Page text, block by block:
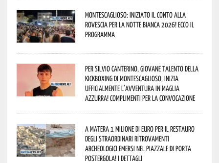
Montescaglioso: iniziato il conto alla
rovescia per la Notte Bianca 2026! Ecco il
programma
Per Silvio Canterino, giovane talento della
kickboxing di Montescaglioso, inizia
ufficialmente l’avventura in maglia
azzurra! Complimenti per la convocazione
A Matera 1 milione di euro per il restauro
degli straordinari ritrovamenti
archeologici emersi nel piazzale di Porta
Postergola! I dettagli